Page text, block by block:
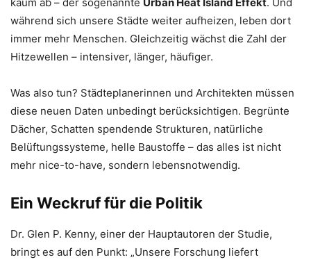
kaum ab – der sogenannte Urban Heat Island Effekt. Und
während sich unsere Städte weiter aufheizen, leben dort
immer mehr Menschen. Gleichzeitig wächst die Zahl der
Hitzewellen – intensiver, länger, häufiger.
Was also tun? Städteplanerinnen und Architekten müssen
diese neuen Daten unbedingt berücksichtigen. Begrünte
Dächer, Schatten spendende Strukturen, natürliche
Belüftungssysteme, helle Baustoffe – das alles ist nicht
mehr nice-to-have, sondern lebensnotwendig.
Ein Weckruf für die Politik
Dr. Glen P. Kenny, einer der Hauptautoren der Studie,
bringt es auf den Punkt: „Unsere Forschung liefert